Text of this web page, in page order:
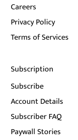
Careers
Privacy Policy
Terms of Services
Subscription
Subscribe
Account Details
Subscriber FAQ
Paywall Stories